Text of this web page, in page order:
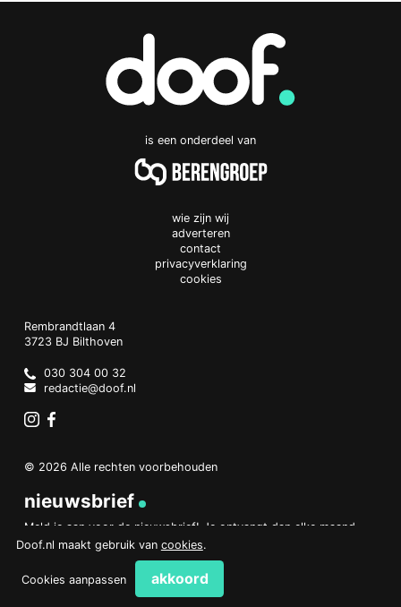
is een onderdeel van
wie zijn wij
adverteren
contact
privacyverklaring
cookies
Doof.nl
work
Rembrandtlaan 4
3723 BJ Bilthoven
Netherlands
030 304 00 32
redactie@doof.nl
© 2026 Alle rechten voorbehouden
nieuwsbrief
Meld je aan voor de nieuwsbrief! Je ontvangt dan elke maand
een overzicht van het belangrijkste nieuws.
aanmelden
Doof.nl maakt gebruik van cookies.
Cookies aanpassen akkoord
PHP Code SnippetsPowered By :